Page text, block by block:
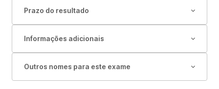
Prazo do resultado
Informações adicionais
Outros nomes para este exame